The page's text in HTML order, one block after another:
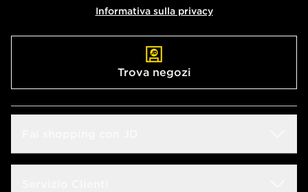
Informativa sulla privacy
Trova negozi